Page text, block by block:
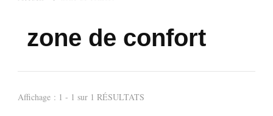
zone de confort
Affichage : 1 - 1 sur 1 RÉSULTATS